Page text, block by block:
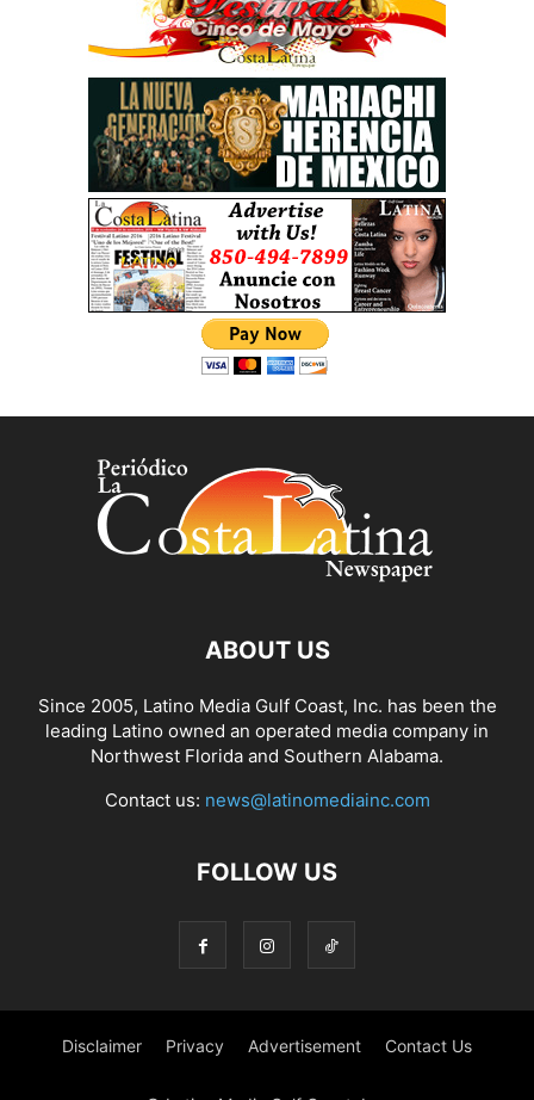
ABOUT US
Since 2005, Latino Media Gulf Coast, Inc. has been the
leading Latino owned an operated media company in
Northwest Florida and Southern Alabama.
Contact us: news@latinomediainc.com
FOLLOW US
Disclaimer Privacy Advertisement Contact Us